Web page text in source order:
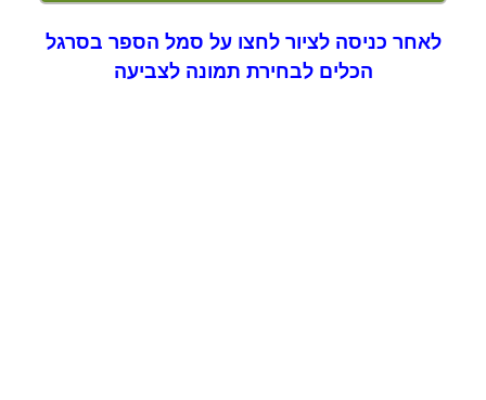
לאחר כניסה לציור לחצו על סמל הספר בסרגל
הכלים לבחירת תמונה לצביעה